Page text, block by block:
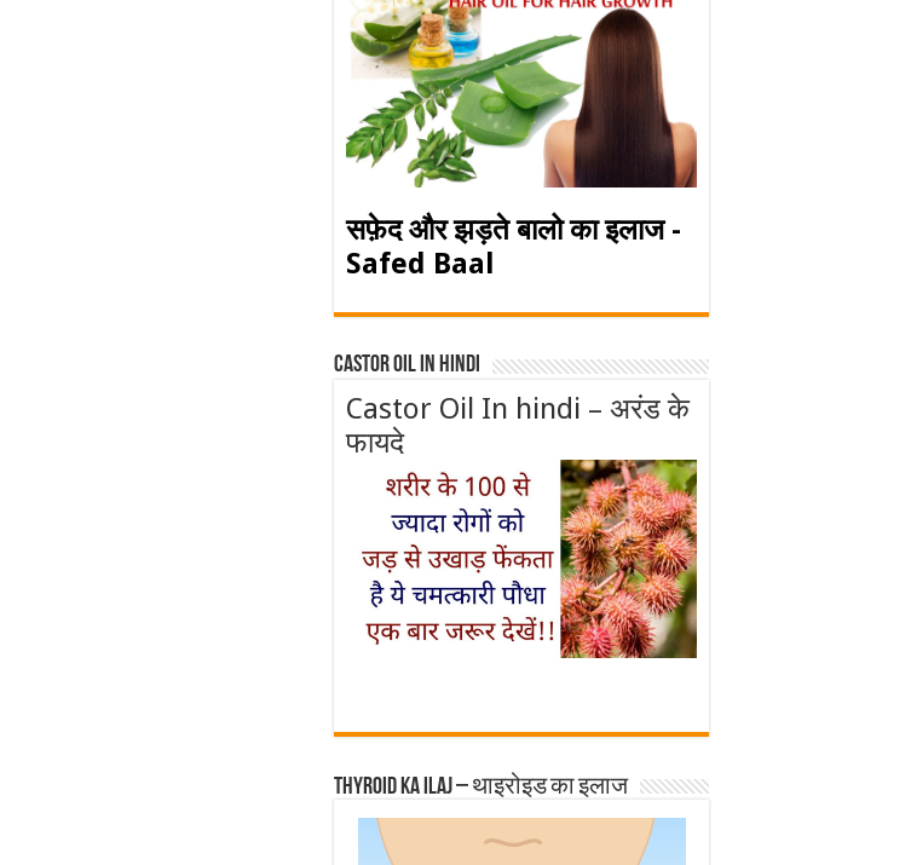
सफ़ेद और झड़ते बालो का इलाज -
Safed Baal
Castor Oil In Hindi
Castor Oil In hindi – अरंड के
फायदे
Thyroid ka ilaj – थाइरोइड का इलाज